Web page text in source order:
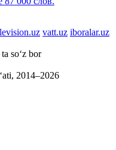
vatt.uz iboralar.uz
ta so‘z bor
2014–2026